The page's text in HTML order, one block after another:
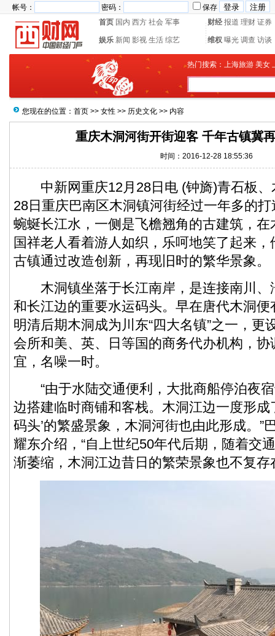
帐号： 密码：
保存
首页 国内 西方 社会 军事 财经 报道 理财 证券
娱乐 新闻 影视 生活 综艺 维权 曝光 调查 访谈
热门搜索： 上海旅游 美女
您现在的位置： 首页 >> 女性 >> 历史文化 >> 内容
重庆木洞河街开街迎客 千年古镇冀
时间：2016-12-28 18:55:36
中新网重庆12月28日电 (钟旖)青石板
28日重庆巴南区木洞镇河街经过一年多的
蜿蜒长江水，一侧是飞檐翘角的古建筑，在
国祥老人看着游人如织，乐呵地笑了起来
古镇通过改造创新，再现旧时的繁华景象。
木洞镇坐落于长江南岸，是连接南川、
和长江边的重要水运码头。早在唐代木洞便
明清后期木洞成为川东“四大名镇”之一，更
会所和美、英、日等国的商务代办机构，
宜，名噪一时。
“由于水陆交通便利，大批商船停泊夜宿
边搭建临时商铺和客栈。木洞江边一度形成
码头’的繁盛景象，木洞河街也由此形成。”
耀东介绍，“自上世纪50年代后期，随着交
渐萎缩，木洞江边昔日的繁荣景象也不复存